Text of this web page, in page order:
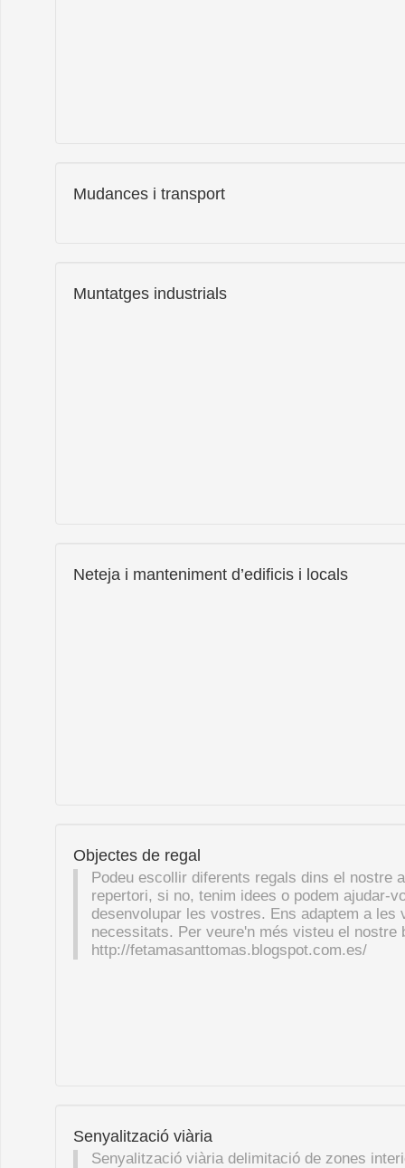
Mudances i transport
Muntatges industrials
Neteja i manteniment d’edificis i locals
Objectes de regal
Podeu escollir diferents regals dins el nostre
repertori, si no, tenim idees o podem ajudar-
desenvolupar les vostres. Ens adaptem a les
necessitats. Per veure'n més visteu el nostre
http://fetamasanttomas.blogspot.com.es/
Senyalització viària
Senyalització viària delimitació de zones